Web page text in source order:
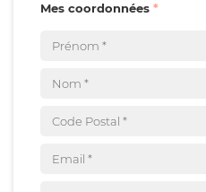
Mes coordonnées